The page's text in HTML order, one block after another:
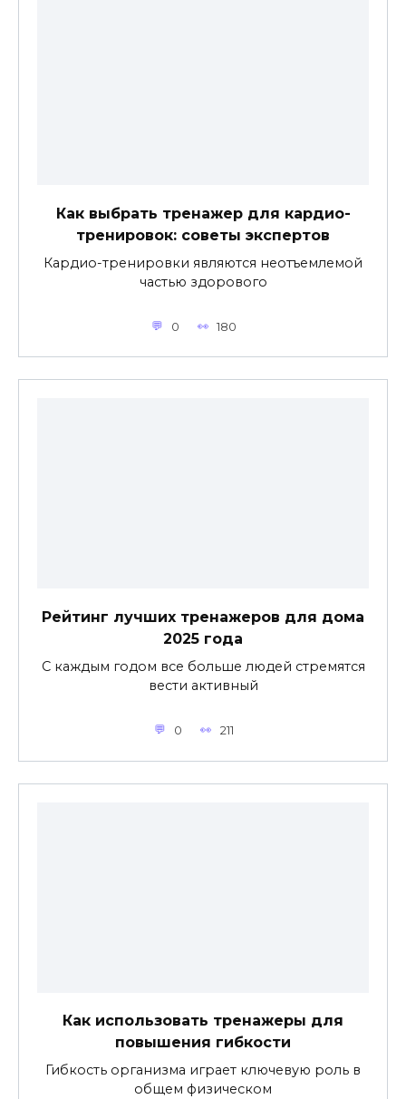
Как выбрать тренажер для кардио-
тренировок: советы экспертов
Кардио-тренировки являются неотъемлемой
частью здорового
0 180
Рейтинг лучших тренажеров для дома
2025 года
С каждым годом все больше людей стремятся
вести активный
0 211
Как использовать тренажеры для
повышения гибкости
Гибкость организма играет ключевую роль в
общем физическом